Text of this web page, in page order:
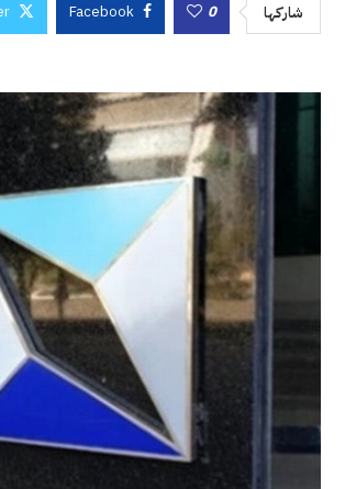
شاركها 0
Facebook